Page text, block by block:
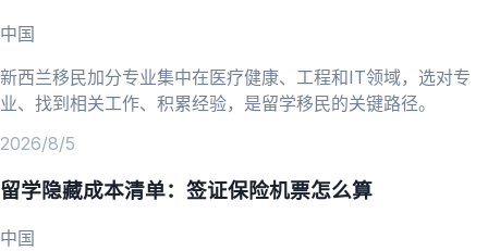
中国
新西兰移民加分专业集中在医疗健康、工程和IT领域，选对专
业、找到相关工作、积累经验，是留学移民的关键路径。
2026/8/5
留学隐藏成本清单：签证保险机票怎么算
中国